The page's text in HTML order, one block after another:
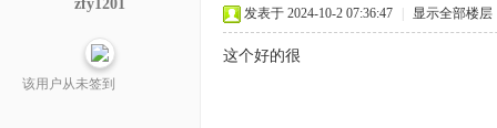
zfy1201
该用户从未签到
发表于 2024-10-2 07:36:47 显示全部楼层
这个好的很